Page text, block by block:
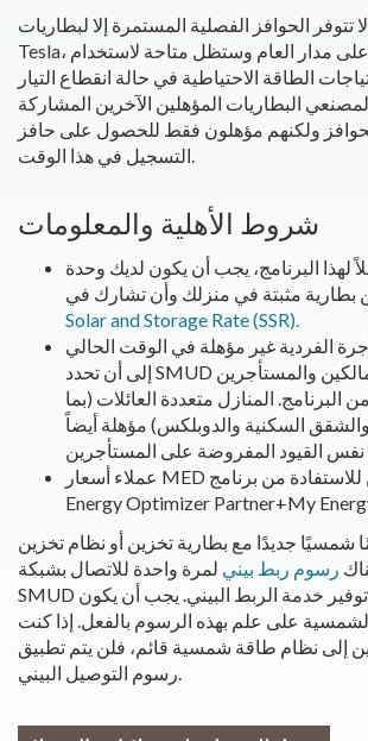
تتوفر الحوافز الفصلية المستمرة إلا لبطاريات
Tesla، والتي يتم تحسينها على مدار العام وستظل متاحة لاستخدام
الطاقة الاحتياطية في حالة انقطاع التيار
البطاريات المؤهلين الآخرين المشاركة
ولكنهم مؤهلون فقط للحصول على حافز
التسجيل في هذا الوقت.
شروط الأهلية والمعلومات
لهذا البرنامج، يجب أن يكون لديك وحدة
Solar and Storage Rate (SSR).
الفردية غير مؤهلة في الوقت الحالي
إلى أن تحدد SMUD طريقة للمالكين والمستأجرين
البرنامج. المنازل متعددة العائلات (بما
السكنية والدوبلكس) مؤهلة أيضاً
عملاء أسعار MED غير مؤهلين للاستفادة من برنامج My
Energy Optimizer Partner+My
شمسيًا جديدًا مع بطارية تخزين أو نظام تخزين
رسوم ربط بيني لمرة واحدة للاتصال بشبكة
SMUD لاسترداد تكلفة توفير خدمة الربط البيني. يجب أن يكون
على علم بهذه الرسوم بالفعل. إذا كنت
إلى نظام طاقة شمسية قائم، فلن يتم تطبيق
رسوم التوصيل البيني.